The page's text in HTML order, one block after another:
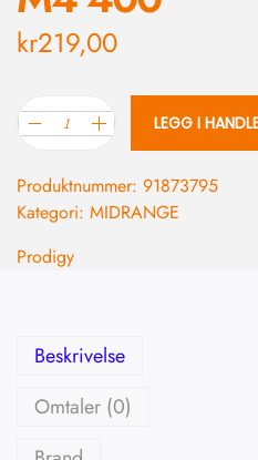
kr219,00
LEGG I
Produktnummer: 91873795
Kategori: MIDRANGE
Prodigy
Beskrivelse
Omtaler (0)